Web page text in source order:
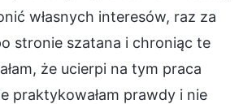
własnych interesów, raz za
stronie szatana i chroniąc te
że ucierpi na tym praca
praktykowałam prawdy i nie